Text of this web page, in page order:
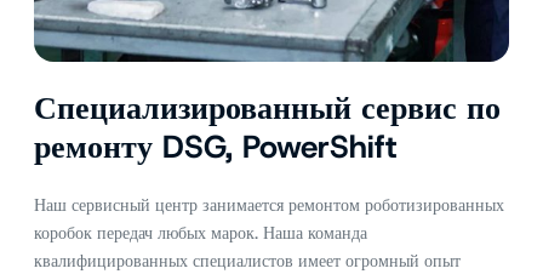
Специализированный сервис по
ремонту DSG, PowerShift
Наш сервисный центр занимается ремонтом роботизированных
коробок передач любых марок. Наша команда
квалифицированных специалистов имеет огромный опыт